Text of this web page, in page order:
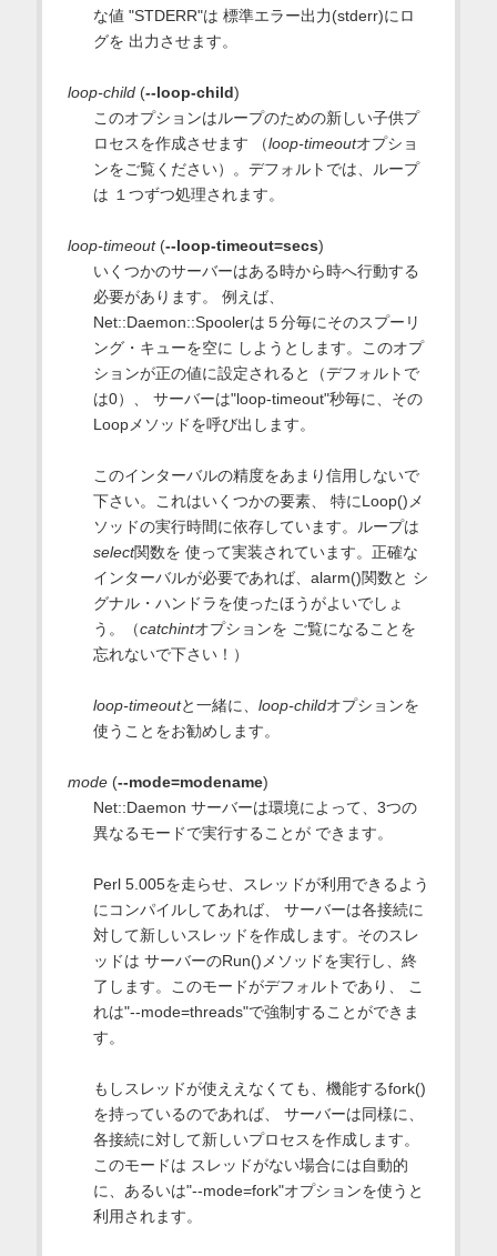
な値 "STDERR"は 標準エラー出力(stderr)にロ
グを 出力させます。
loop-child(--loop-child)
このオプションはループのための新しい子供プ
ロセスを作成させます （loop-timeoutオプショ
ンをご覧ください）。デフォルトでは、ループ
は １つずつ処理されます。
loop-timeout(--loop-timeout=secs)
いくつかのサーバーはある時から時へ行動する
必要があります。 例えば、
Net::Daemon::Spoolerは５分毎にそのスプーリ
ング・キューを空に しようとします。このオプ
ションが正の値に設定されると（デフォルトで
は0）、 サーバーは"loop-timeout"秒毎に、その
Loopメソッドを呼び出します。
このインターバルの精度をあまり信用しないで
下さい。これはいくつかの要素、 特にLoop()メ
ソッドの実行時間に依存しています。ループは
select関数を 使って実装されています。正確な
インターバルが必要であれば、alarm()関数と シ
グナル・ハンドラを使ったほうがよいでしょ
う。（catchintオプションを ご覧になることを
忘れないで下さい！）
loop-timeoutと一緒に、 loop-childオプションを
使うことをお勧めします。
mode(--mode=modename)
Net::Daemon サーバーは環境によって、3つの
異なるモードで実行することが できます。
Perl 5.005を走らせ、スレッドが利用できるよう
にコンパイルしてあれば、 サーバーは各接続に
対して新しいスレッドを作成します。そのスレ
ッドは サーバーのRun()メソッドを実行し、終
了します。このモードがデフォルトであり、 こ
れは"--mode=threads"で強制することができま
す。
もしスレッドが使ええなくても、機能するfork()
を持っているのであれば、 サーバーは同様に、
各接続に対して新しいプロセスを作成します。
このモードは スレッドがない場合には自動的
に、あるいは"--mode=fork"オプションを使うと
利用されます。